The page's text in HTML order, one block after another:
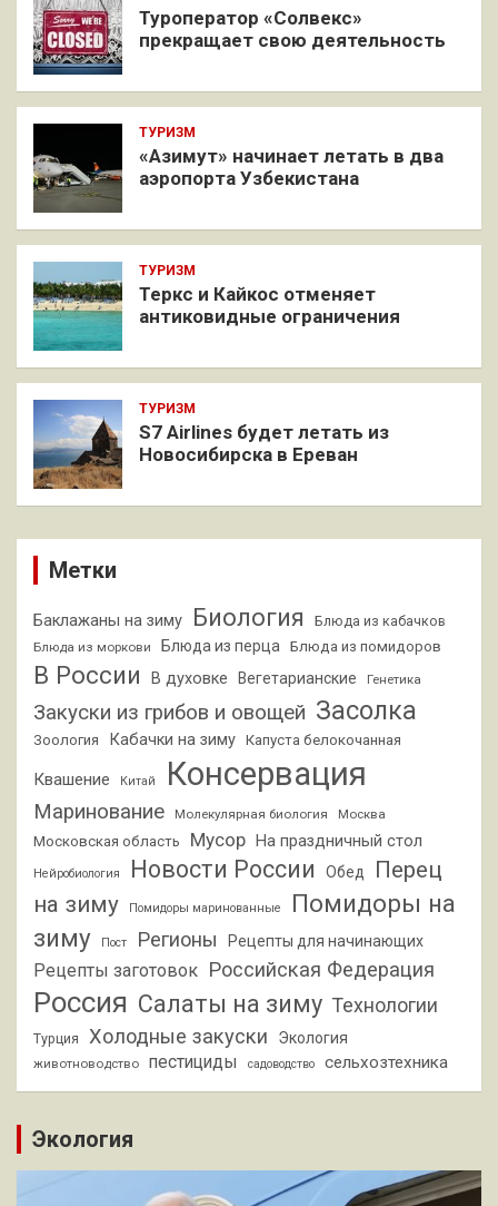
Туроператор «Солвекс»
прекращает свою деятельность
ТУРИЗМ
«Азимут» начинает летать в два
аэропорта Узбекистана
ТУРИЗМ
Теркс и Кайкос отменяет
антиковидные ограничения
ТУРИЗМ
S7 Airlines будет летать из
Новосибирска в Ереван
Метки
Баклажаны на зиму Биология Блюда из кабачков
Блюда из моркови Блюда из перца Блюда из помидоров
В России В духовке Вегетарианские Генетика
Закуски из грибов и овощей Засолка
Зоология Кабачки на зиму Капуста белокочанная
Квашение Китай Консервация
Маринование Молекулярная биология Москва
Московская область Мусор На праздничный стол
Нейробиология Новости России Обед
Перец
на зиму
Помидоры маринованные
Помидоры на
зиму
Пост Регионы Рецепты для начинающих
Рецепты заготовок Российская Федерация
Россия Салаты на зиму Технологии
Турция Холодные закуски Экология
животноводство пестициды садоводство сельхозтехника
Экология